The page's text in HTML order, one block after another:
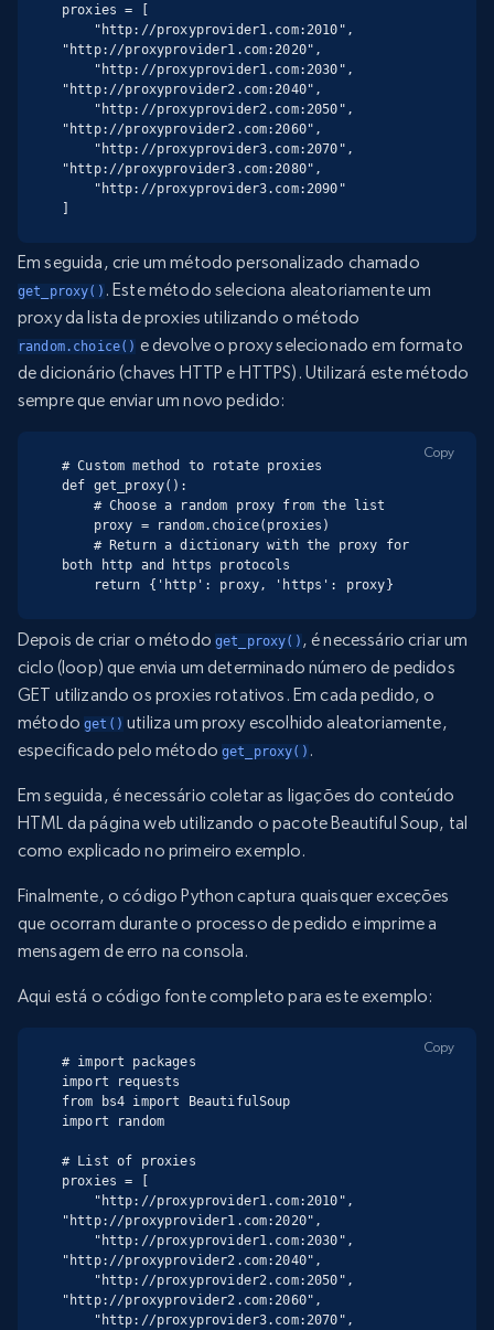
proxies = [
"http://proxyprovider1.com:2020",
"http://proxyprovider2.com:2040",
"http://proxyprovider2.com:2060",
"http://proxyprovider3.com:2080",
]
Em seguida, crie um método personalizado chamado
get_proxy() . Este método seleciona aleatoriamente um
proxy da lista de proxies utilizando o método
random.choice() e devolve o proxy selecionado em formato
de dicionário (chaves HTTP e HTTPS). Utilizará este método
sempre que enviar um novo pedido:
# Custom method to rotate proxies
def get_proxy():
both http and https protocols
    return {'http': proxy, 'https': proxy}
Copy
Depois de criar o método get_proxy() , é necessário criar um
ciclo (loop) que envia um determinado número de pedidos
GET utilizando os proxies rotativos. Em cada pedido, o
métodoget() utiliza um proxy escolhido aleatoriamente,
especificado pelo métodoget_proxy() .
Em seguida, é necessário coletar as ligações do conteúdo
HTML da página web utilizando o pacote Beautiful Soup, tal
como explicado no primeiro exemplo.
Finalmente, o código Python captura quaisquer exceções
que ocorram durante o processo de pedido e imprime a
mensagem de erro na consola.
Aqui está o código fonte completo para este exemplo:
# import packages
import requests
from bs4 import BeautifulSoup
import random
# List of proxies
proxies = [
"http://proxyprovider1.com:2020",
"http://proxyprovider2.com:2040",
"http://proxyprovider2.com:2060",
Copy